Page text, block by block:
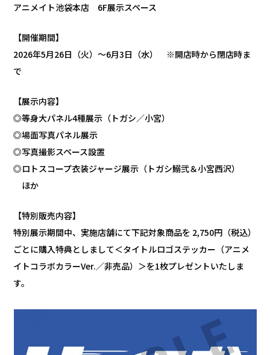
アニメイト池袋本店 6F展示スペース
【開催期間】
2026年5月26日（火）～6月3日（水） ※開店時から閉店時ま
で
【展示内容】
◎等身大パネル4種展示（トガシ／小宮）
◎場面写真パネル展示
◎写真撮影スペース設置
◎ロトスコープ衣装ジャージ展示（トガシ鰯弐＆小宮西沢）
ほか
【特別販売内容】
特別展示期間中、実施店舗にて下記対象商品を 2,750円（税込）
ごとに購入特典としまして＜タイトルロゴステッカー（アニメ
イトコラボカラーVer.／非売品）＞を1枚プレゼントいたしま
す。